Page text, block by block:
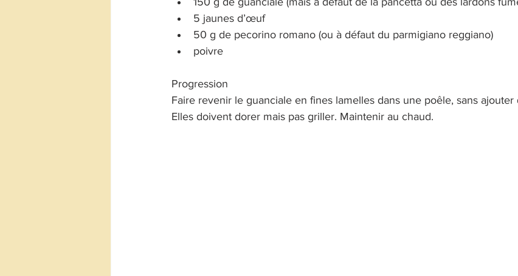
5 jaunes d’œuf
50 g de pecorino romano (ou à défaut du parmigiano reggiano)
poivre
Progression
Faire revenir le guanciale en fines lamelles dans une poêle, sans ajouter
Elles doivent dorer mais pas griller. Maintenir au chaud.